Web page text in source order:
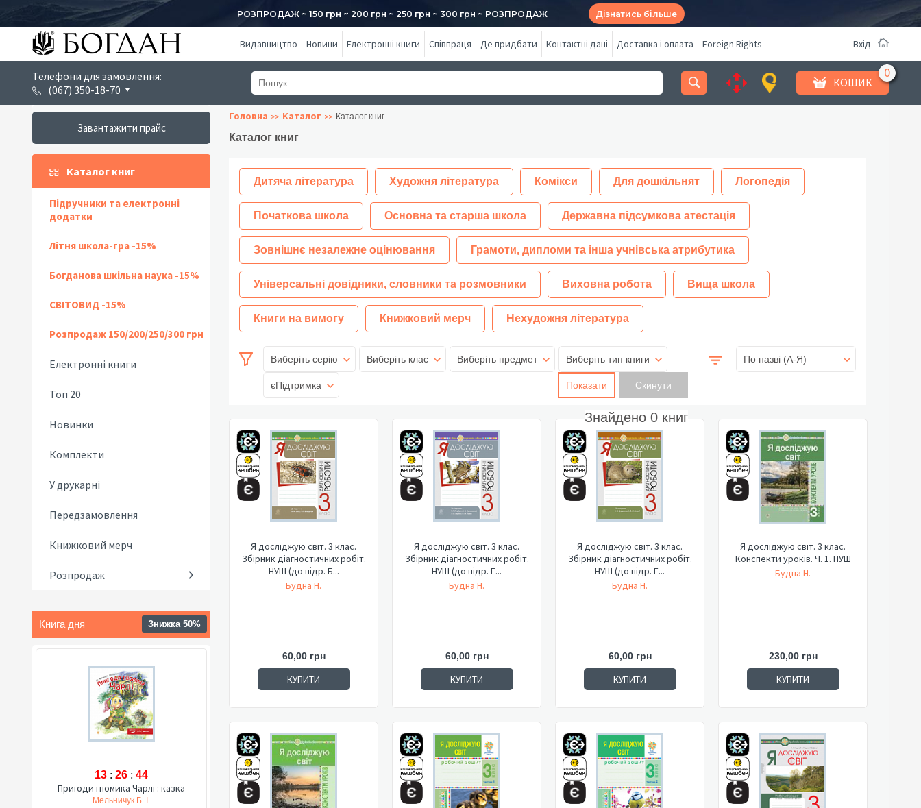
РОЗПРОДАЖ ~ 150 грн ~ 200 грн ~ 250 грн ~ 300 грн ~ РОЗПРОДАЖ Дізнатись більше
Видавництво Новини Електронні книги Співпраця Де придбати Контактні дані Доставка і оплата Foreign Rights Вхід
Телефони для замовлення:
(067) 350-18-70
КОШИК
Завантажити прайс
Каталог книг
Підручники та електронні
додатки
Літня школа-гра -15%
Богданова шкільна наука -15%
СВІТОВИД -15%
Розпродаж 150/200/250/300 грн
Електронні книги
Топ 20
Новинки
Комплекти
У друкарні
Передзамовлення
Книжковий мерч
Розпродаж
Книга дня Знижка 50%
13 : 26 : 43
Пригоди гномика Чарлі : казка
Мельничук Б. І.
Головна Каталог Каталог книг
Каталог книг
Дитяча література Художня література Комікси Для дошкільнят Логопедія
Початкова школа Основна та старша школа Державна підсумкова атестація
Зовнішнє незалежне оцінювання Грамоти, дипломи та інша учнівська атрибутика
Універсальні довідники, словники та розмовники Виховна робота Вища школа
Книги на вимогу Книжковий мерч Нехудожня література
Виберіть серію Виберіть клас Виберіть предмет Виберіть тип книги
єПідтримка Показати
Знайдено 0 книг
По назві (A-Я)
Я досліджую світ. 3 клас.
Збірник діагностичних робіт.
НУШ (до підр. Б...
Будна Н.
60,00 грн
КУПИТИ
Я досліджую світ. 3 клас.
Збірник діагностичних робіт.
НУШ (до підр. Г...
Будна Н.
60,00 грн
КУПИТИ
Я досліджую світ. 3 клас.
Збірник діагностичних робіт.
НУШ (до підр. Г...
Будна Н.
60,00 грн
КУПИТИ
Я досліджую світ. 3 клас.
Конспекти уроків. Ч. 1. НУШ
Будна Н.
230,00 грн
КУПИТИ